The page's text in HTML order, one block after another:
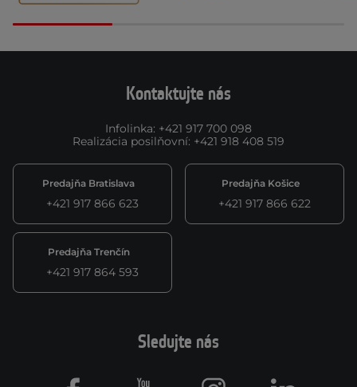
Kontaktujte nás
Infolinka: +421 917 700 098
Realizácia posilňovní: +421 918 408 519
Predajňa Bratislava
+421 917 866 623
Predajňa Košice
+421 917 866 622
Predajňa Trenčín
+421 917 864 593
Sledujte nás